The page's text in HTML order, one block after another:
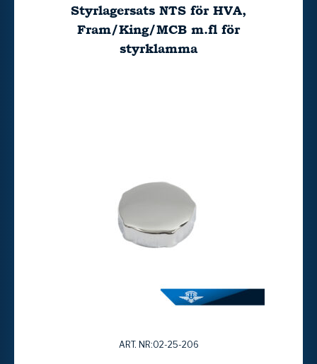
Styrlagersats NTS för HVA,
Fram/King/MCB m.fl för
styrklamma
ART. NR:02-25-206